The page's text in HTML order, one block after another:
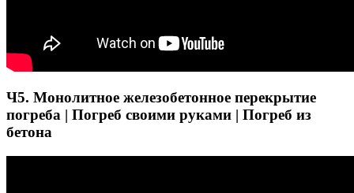
Ч5. Монолитное железобетонное перекрытие
погреба | Погреб своими руками | Погреб из
бетона